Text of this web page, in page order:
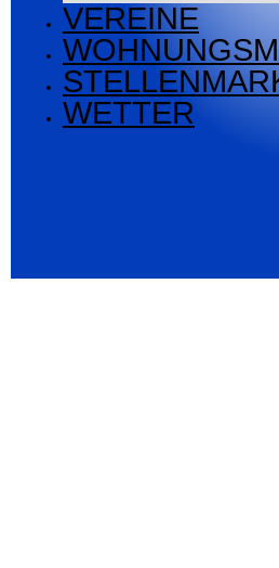
VEREINE
WETTER